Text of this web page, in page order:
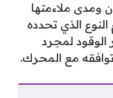
ومدى ملاءمتها
الذي تحدده
الوقود لمجرد
مع المحرك.